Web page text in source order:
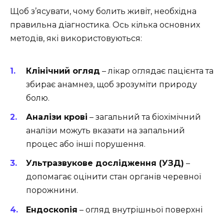
Щоб з’ясувати, чому болить живіт, необхідна
правильна діагностика. Ось кілька основних
методів, які використовуються:
Клінічний огляд – лікар оглядає пацієнта та
збирає анамнез, щоб зрозуміти природу
болю.
Аналізи крові – загальний та біохімічний
аналізи можуть вказати на запальний
процес або інші порушення.
Ультразвукове дослідження (УЗД) –
допомагає оцінити стан органів черевної
порожнини.
Ендоскопія – огляд внутрішньої поверхні